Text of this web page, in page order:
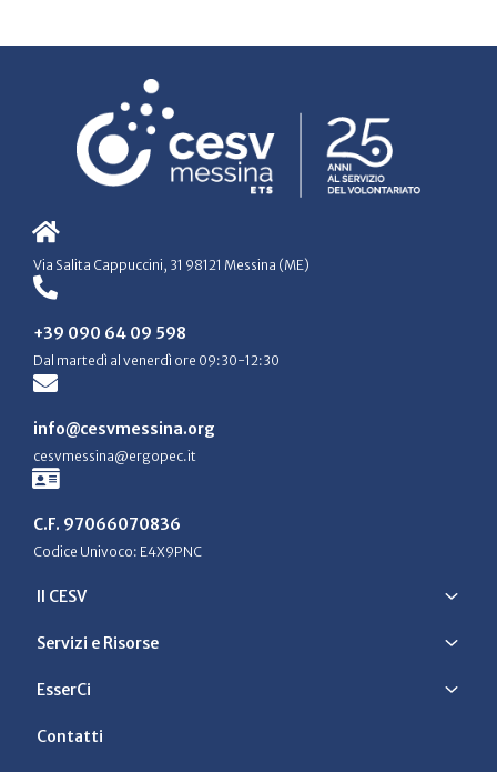
Via Salita Cappuccini, 31 98121 Messina (ME)
+39 090 64 09 598
Dal martedì al venerdì ore 09:30-12:30
info@cesvmessina.org
cesvmessina@ergopec.it
C.F. 97066070836
Codice Univoco: E4X9PNC
Il CESV
Servizi e Risorse
EsserCi
Contatti